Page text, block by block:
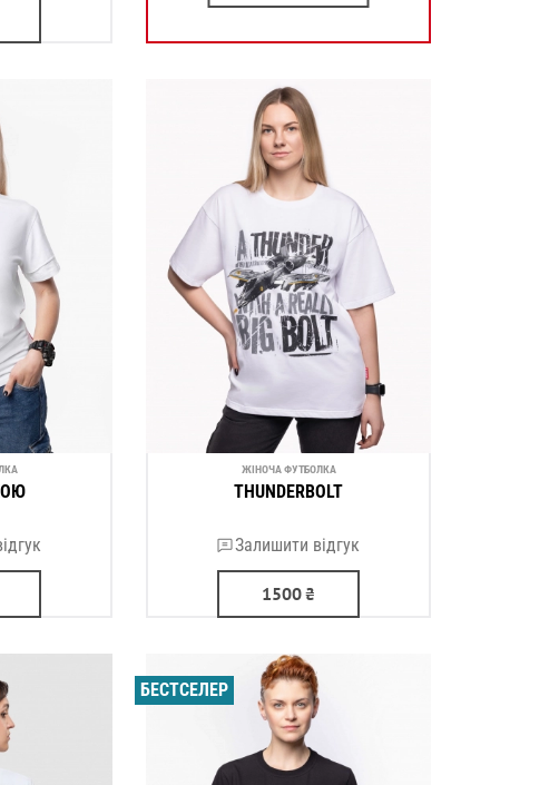
ЖІНОЧА ФУТБОЛКА
THUNDERBOLT
Залишити відгук
1500₴
БЕСТСЕЛЕР